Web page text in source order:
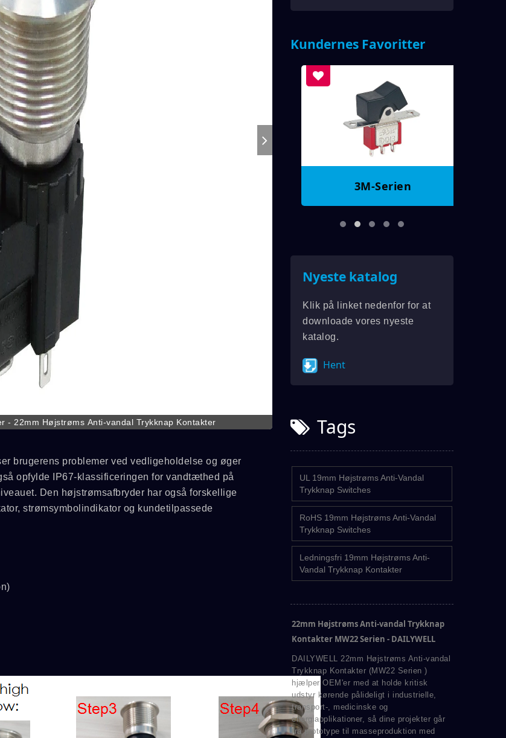
- 22mm Højstrøms Anti-vandal Trykknap Kontakter
brugerens problemer ved vedligeholdelse og øger
opfylde IP67-klassificeringen for vandtæthed på
Den højstrømsafbryder har også forskellige
strømsymbolindikator og kundetilpassede
Kundernes Favoritter
Serien 3M-Serien
Nyeste katalog
Klik på linket nedenfor for at
downloade vores nyeste
katalog.
Hent
Tags
UL 19mm Højstrøms Anti-Vandal
Trykknap Switches
RoHS 19mm Højstrøms Anti-Vandal
Trykknap Switches
Ledningsfri 19mm Højstrøms Anti-
Vandal Trykknap Kontakter
22mm Højstrøms Anti-vandal Trykknap
Kontakter MW22 Serien - DAILYWELL
DAILYWELL 22mm Højstrøms Anti-vandal
Trykknap Kontakter (MW22 Serien )
hjælper OEM'er med at holde kritisk
udstyr kørende pålideligt i industrielle,
transport-, medicinske og
energiapplikationer, så dine projekter går
fra prototype til masseproduktion med